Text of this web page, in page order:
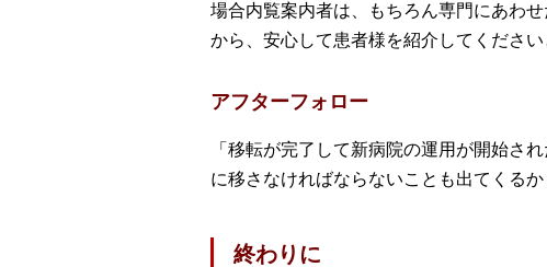
場合内覧案内者は、もちろん専門にあわ
から、安心して患者様を紹介してくださ
アフターフォロー
「移転が完了して新病院の運用が開始さ
に移さなければならないことも出てくる
終わりに